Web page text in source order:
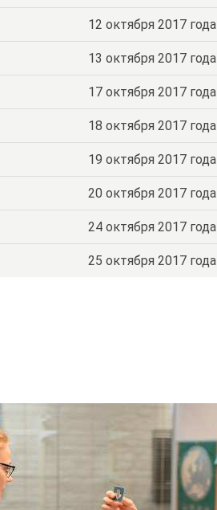
12 октября 2017 года
13 октября 2017 года
17 октября 2017 года
18 октября 2017 года
19 октября 2017 года
20 октября 2017 года
24 октября 2017 года
25 октября 2017 года